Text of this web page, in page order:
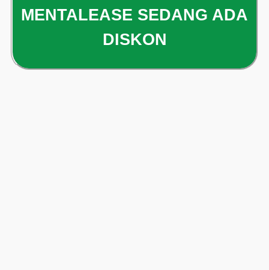
MENTALEASE SEDANG ADA
DISKON